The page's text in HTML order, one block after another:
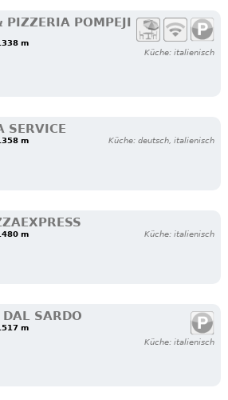
PIZZERIA POMPEJI
m
Küche: italienisch
SERVICE
m Küche: deutsch, italienisch
m Küche: italienisch
SARDO
m
Küche: italienisch